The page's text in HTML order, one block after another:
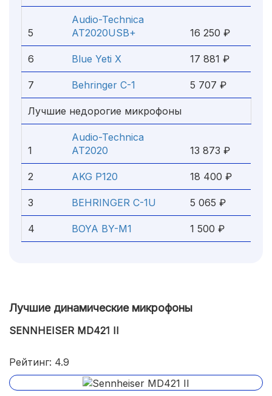
5
Audio-Technica
AT2020USB+
16 250 ₽
6 Blue Yeti X 17 881 ₽
7 Behringer C-1 5 707 ₽
Лучшие недорогие микрофоны
1
Audio-Technica
AT2020
13 873 ₽
2 AKG P120 18 400 ₽
3 BEHRINGER C-1U 5 065 ₽
4 BOYA BY-M1 1 500 ₽
Лучшие динамические микрофоны
SENNHEISER MD421 II
Рейтинг: 4.9